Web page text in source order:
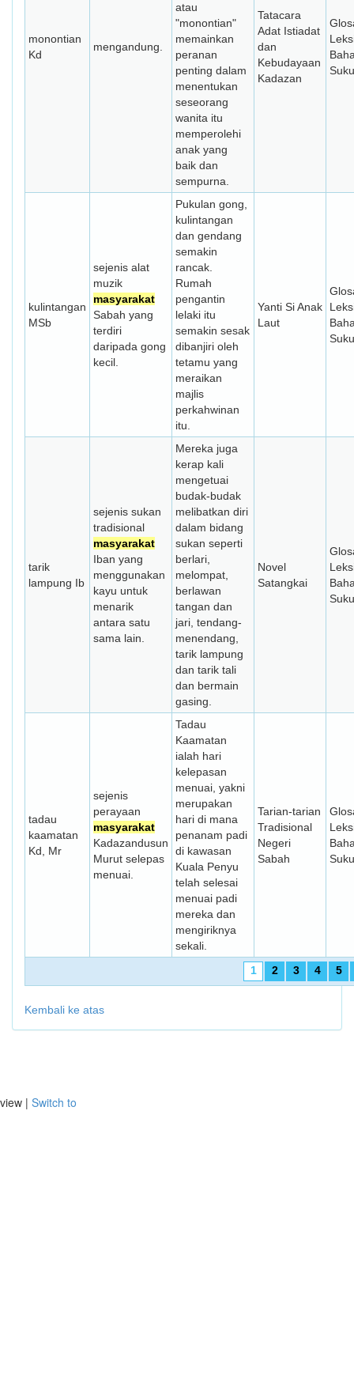
monontian
Kd
mengandung.
atau
"monontian"
memainkan
peranan
penting dalam
menentukan
seseorang
wanita itu
memperolehi
anak yang
baik dan
sempurna.
Tatacara
Adat Istiadat
dan
Kebudayaan
Kadazan
kulintangan
MSb
sejenis alat
muzik
masyarakat
Sabah yang
terdiri
daripada gong
kecil.
Pukulan gong,
kulintangan
dan gendang
semakin
rancak.
Rumah
pengantin
lelaki itu
semakin sesak
dibanjiri oleh
tetamu yang
meraikan
majlis
perkahwinan
itu.
Yanti Si Anak
Laut
tarik
lampung Ib
sejenis sukan
tradisional
masyarakat
Iban yang
menggunakan
kayu untuk
menarik
antara satu
sama lain.
Mereka juga
kerap kali
mengetuai
budak-budak
melibatkan diri
dalam bidang
sukan seperti
berlari,
melompat,
berlawan
tangan dan
jari, tendang-
menendang,
tarik lampung
dan tarik tali
dan bermain
gasing.
Novel
Satangkai
tadau
kaamatan
Kd, Mr
sejenis
perayaan
masyarakat
Kadazandusun
Murut selepas
menuai.
Tadau
Kaamatan
ialah hari
kelepasan
menuai, yakni
merupakan
hari di mana
penanam padi
di kawasan
Kuala Penyu
telah selesai
menuai padi
mereka dan
mengiriknya
sekali.
Tarian-tarian
Tradisional
Negeri
Sabah
1 2 3 4 5
Kembali ke atas
view | Switch to